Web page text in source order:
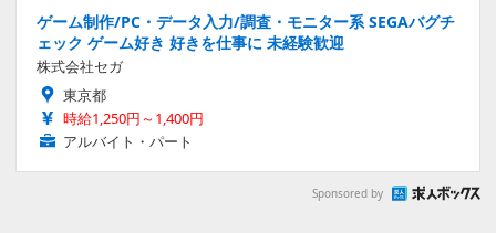
ゲーム制作/PC・データ入力/調査・モニター系 SEGAバグチ
ェック ゲーム好き 好きを仕事に 未経験歓迎
株式会社セガ
東京都
時給1,250円～1,400円
アルバイト・パート
Sponsored by